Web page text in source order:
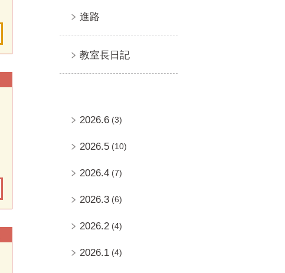
進路
教室長日記
2026.6 (3)
2026.5 (10)
2026.4 (7)
2026.3 (6)
2026.2 (4)
2026.1 (4)